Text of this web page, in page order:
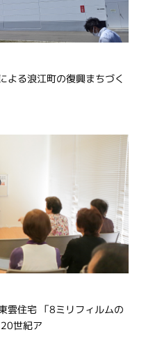
よる浪江町の復興まちづく
雲住宅 「8ミリフィルムの
世紀ア